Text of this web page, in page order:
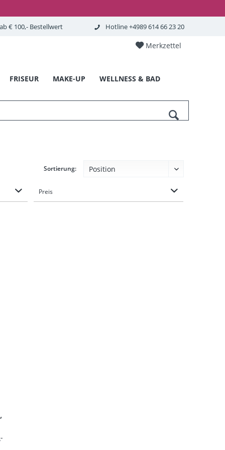
€ 100,- Bestellwert Hotline +4989 614 66 23 20
Merkzettel
FRISEUR MAKE-UP WELLNESS & BAD
Sortierung:
Preis
-